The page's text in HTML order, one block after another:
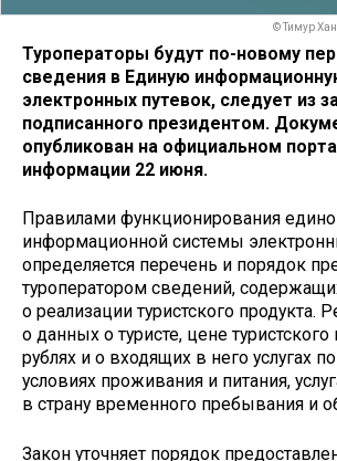
© Тимур
Туроператоры будут по-новому
сведения в Единую
электронных путевок, следует из
подписанного президентом.
опубликован на официальном
информации 22 июня.
Правилами функционирования
информационной системы
определяется перечень и порядок
туроператором сведений,
о реализации туристского продукта.
о данных о туристе, цене туристского
рублях и о входящих в него услугах
условиях проживания и питания,
в страну временного пребывания и
Закон уточняет порядок